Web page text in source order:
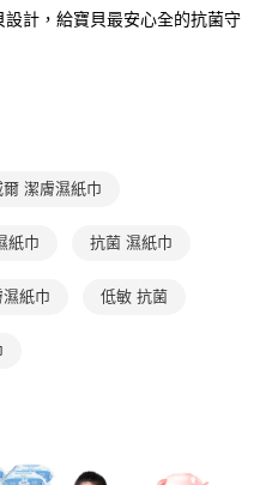
「AFTEE先享後付」服務完成之交
料，並將交易相關給付款項請求債
人或監護人之同意方可使用
度不足之情形，本公司將視審查結果
戶之使用額度並採取法律行動。
設計，給寶貝最安心全的抗菌守
潔膚濕紙巾
紙巾 抗菌 濕紙巾
紙巾 低敏 抗菌